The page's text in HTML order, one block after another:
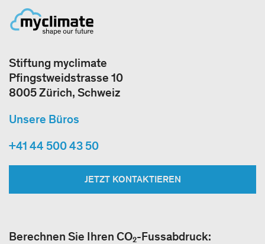
Stiftung myclimate
Pfingstweidstrasse 10
8005 Zürich, Schweiz
Unsere Büros
+41 44 500 43 50
JETZT KONTAKTIEREN
Berechnen Sie Ihren CO₂-Fussabdruck: